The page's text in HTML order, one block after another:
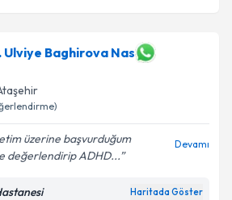
Ulviye Baghirova Nas
üzerine başvurduğum
değerlendirip ADHD...
Devamı
Haritada Göster